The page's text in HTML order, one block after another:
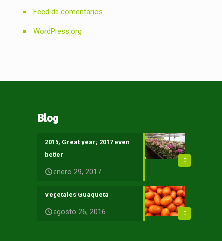
Feed de comentarios
WordPress.org
Blog
0
2016, Great year; 2017 even
better
enero 29, 2017
0
Vegetales Guaqueta
agosto 26, 2016